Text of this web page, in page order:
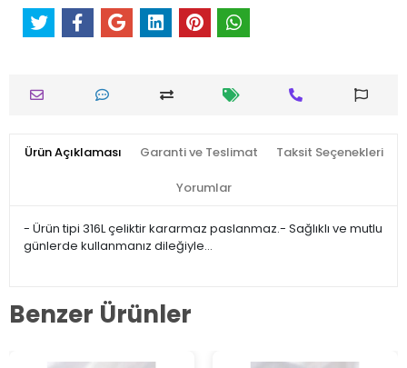
Ürün Açıklaması Garanti ve Teslimat Taksit Seçenekleri
Yorumlar
- Ürün tipi 316L çeliktir kararmaz paslanmaz.- Sağlıklı ve mutlu
günlerde kullanmanız dileğiyle…
Benzer Ürünler